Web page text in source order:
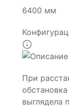
6400 мм
При
выглядела